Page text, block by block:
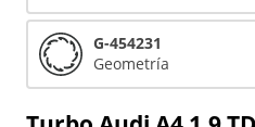
G-454231
Geometría